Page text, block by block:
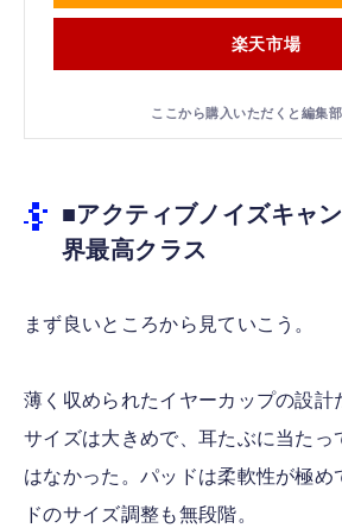
楽天市場
■アクティブノイズキャ
界最高クラス
まず良いところから見ていこう。
薄く収められたイヤーカップの設計
サイズは大きめで、耳たぶに当たっ
はなかった。パッドは柔軟性が極め
ドのサイズ調整も無段階。